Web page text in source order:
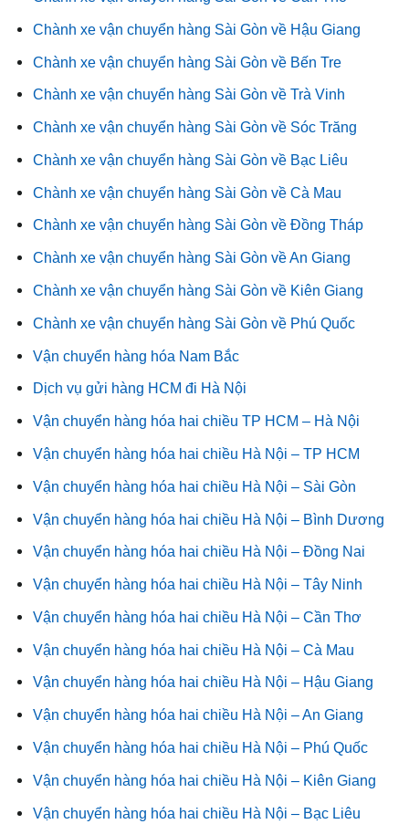
Chành xe vận chuyển hàng Sài Gòn về Hậu Giang
Chành xe vận chuyển hàng Sài Gòn về Bến Tre
Chành xe vận chuyển hàng Sài Gòn về Trà Vinh
Chành xe vận chuyển hàng Sài Gòn về Sóc Trăng
Chành xe vận chuyển hàng Sài Gòn về Bạc Liêu
Chành xe vận chuyển hàng Sài Gòn về Cà Mau
Chành xe vận chuyển hàng Sài Gòn về Đồng Tháp
Chành xe vận chuyển hàng Sài Gòn về An Giang
Chành xe vận chuyển hàng Sài Gòn về Kiên Giang
Chành xe vận chuyển hàng Sài Gòn về Phú Quốc
Vận chuyển hàng hóa Nam Bắc
Dịch vụ gửi hàng HCM đi Hà Nội
Vận chuyển hàng hóa hai chiều TP HCM – Hà Nội
Vận chuyển hàng hóa hai chiều Hà Nội – TP HCM
Vận chuyển hàng hóa hai chiều Hà Nội – Sài Gòn
Vận chuyển hàng hóa hai chiều Hà Nội – Bình Dương
Vận chuyển hàng hóa hai chiều Hà Nội – Đồng Nai
Vận chuyển hàng hóa hai chiều Hà Nội – Tây Ninh
Vận chuyển hàng hóa hai chiều Hà Nội – Cần Thơ
Vận chuyển hàng hóa hai chiều Hà Nội – Cà Mau
Vận chuyển hàng hóa hai chiều Hà Nội – Hậu Giang
Vận chuyển hàng hóa hai chiều Hà Nội – An Giang
Vận chuyển hàng hóa hai chiều Hà Nội – Phú Quốc
Vận chuyển hàng hóa hai chiều Hà Nội – Kiên Giang
Vận chuyển hàng hóa hai chiều Hà Nội – Bạc Liêu